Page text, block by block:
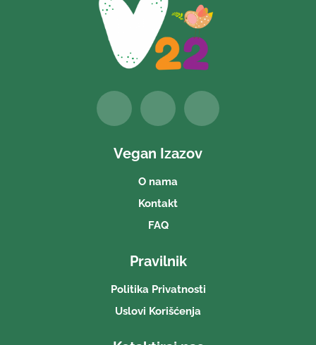
Vegan Izazov
O nama
Kontakt
FAQ
Pravilnik
Politika Privatnosti
Uslovi Korišćenja